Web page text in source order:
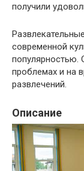
получили
современной
популярностью.
проблемах и на
развлечений.
Описание